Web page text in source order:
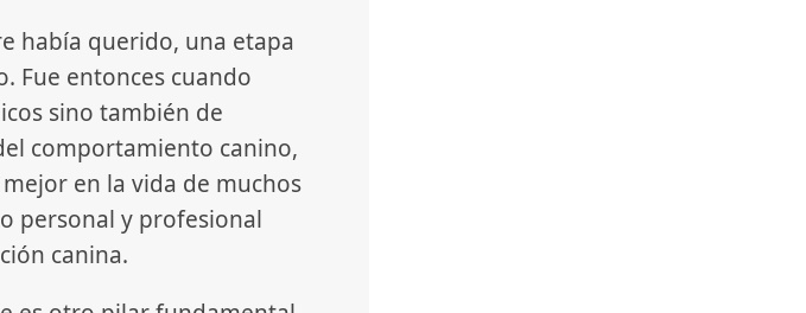
había querido, una etapa
Fue entonces cuando
sino también de
comportamiento canino,
en la vida de muchos
personal y profesional
canina.